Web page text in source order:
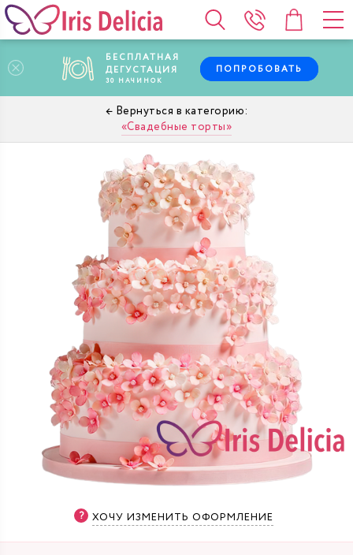
БЕСПЛАТНАЯ
ДЕГУСТАЦИЯ
30 НАЧИНОК
ПОПРОБОВАТЬ
Свадебные торты
ХОЧУ ИЗМЕНИТЬ ОФОРМЛЕНИЕ